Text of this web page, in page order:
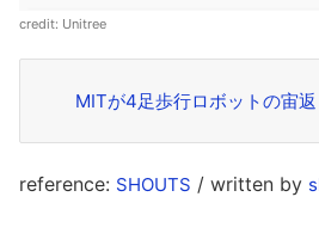
credit: Unitree
MITが4足歩行ロボットの宙
reference: SHOUTS / written by